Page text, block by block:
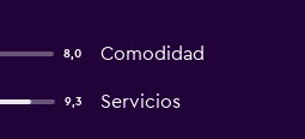
8,0 Comodidad
9,3 Servicios